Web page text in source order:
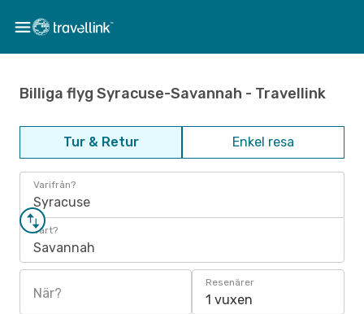
Billiga flyg Syracuse-Savannah - Travellink
Tur & Retur Enkel resa
Varifrån?
Syracuse
Vart?
Savannah
När?
Resenärer
1 vuxen